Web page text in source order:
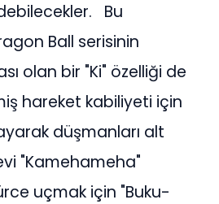
Bu
Ball serisinin
olan bir "Ki" özelliği de
hareket kabiliyeti için
düşmanları alt
"Kamehameha"
uçmak için "Buku-